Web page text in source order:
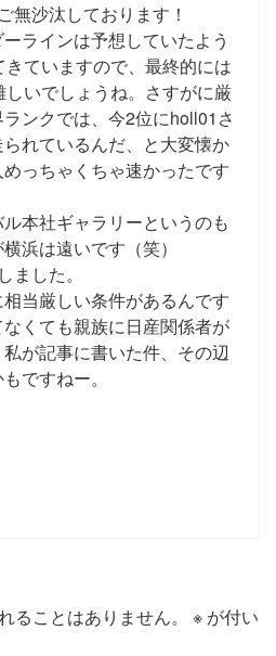
無沙汰しております！
ラインは予想していたよう
ていますので、最終的には
いでしょうね。さすがに厳
ンクでは、今2位にholl01さ
れているんだ、と大変懐か
っちゃくちゃ速かったです
本社ギャラリーというのも
浜は遠いです（笑）
ました。
当厳しい条件があるんです
くても親族に日産関係者が
が記事に書いた件、その辺
ですねー。
ることはありません。
※ が付い